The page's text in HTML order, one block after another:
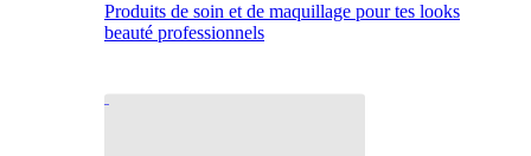
Produits de soin et de maquillage pour tes looks
beauté professionnels